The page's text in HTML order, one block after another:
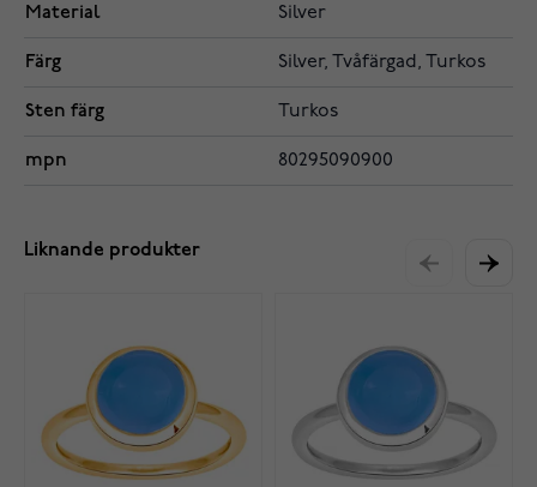
Material Silver
Färg Silver, Tvåfärgad, Turkos
Sten färg Turkos
mpn 80295090900
Liknande produkter